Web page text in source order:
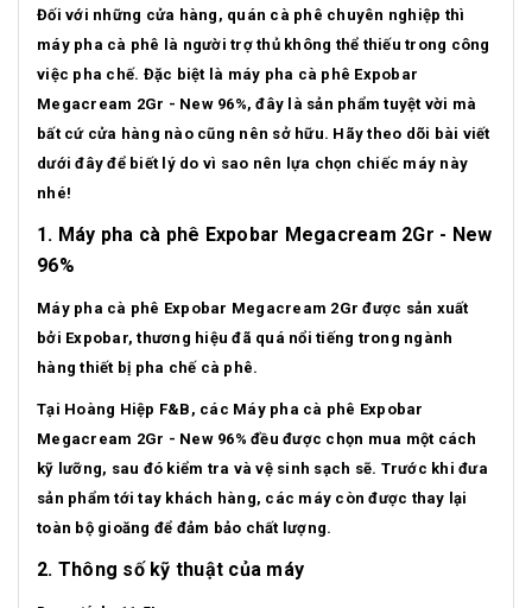
Đối với những cửa hàng, quán cà phê chuyên nghiệp thì
máy pha cà phê là người trợ thủ không thể thiếu trong công
việc pha chế. Đặc biệt là máy pha cà phê Expobar
Megacream 2Gr - New 96%, đây là sản phẩm tuyệt vời mà
bất cứ cửa hàng nào cũng nên sở hữu. Hãy theo dõi bài viết
dưới đây để biết lý do vì sao nên lựa chọn chiếc máy này
nhé!
1. Máy pha cà phê Expobar Megacream 2Gr - New
96%
Máy pha cà phê Expobar Megacream 2Gr được sản xuất
bởi Expobar, thương hiệu đã quá nổi tiếng trong ngành
hàng thiết bị pha chế cà phê.
Tại Hoàng Hiệp F&B, các Máy pha cà phê Expobar
Megacream 2Gr - New 96% đều được chọn mua một cách
kỹ lưỡng, sau đó kiểm tra và vệ sinh sạch sẽ. Trước khi đưa
sản phẩm tới tay khách hàng, các máy còn được thay lại
toàn bộ gioăng để đảm bảo chất lượng.
2. Thông số kỹ thuật của máy